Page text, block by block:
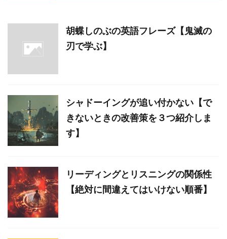
胡蝶しのぶの英語フレーズ【鬼滅の
刃で学ぶ】
シャドーイングが追い付かない【で
きないときの改善策を３つ紹介しま
す】
リーディングとリスニングの関係性
【絶対に間違えてはいけない順番】